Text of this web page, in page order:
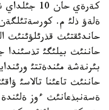
كةرةي حان
حاندئقتئث قذرئلؤئنئث
حاننئث بيلئگئ